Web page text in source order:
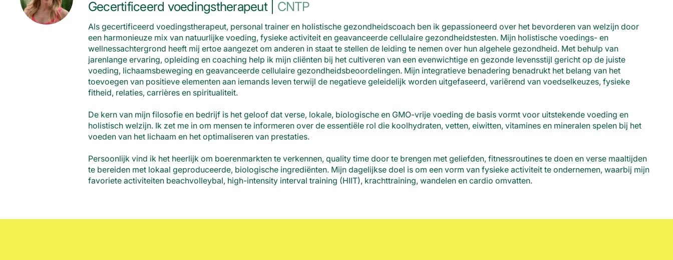
Gecertificeerd voedingstherapeut | CNTP
Als gecertificeerd voedingstherapeut, personal trainer en holistische gezondheidscoach ben ik gepassioneerd over het bevorderen van welzijn door
een harmonieuze mix van natuurlijke voeding, fysieke activiteit en geavanceerde cellulaire gezondheidstesten. Mijn holistische voedings- en
wellnessachtergrond heeft mij ertoe aangezet om anderen in staat te stellen de leiding te nemen over hun algehele gezondheid. Met behulp van
jarenlange ervaring, opleiding en coaching help ik mijn cliënten bij het cultiveren van een evenwichtige en gezonde levensstijl gericht op de juiste
voeding, lichaamsbeweging en geavanceerde cellulaire gezondheidsbeoordelingen. Mijn integratieve benadering benadrukt het belang van het
toevoegen van positieve elementen aan iemands leven terwijl de negatieve geleidelijk worden uitgefaseerd, variërend van voedselkeuzes, fysieke
fitheid, relaties, carrières en spiritualiteit.
De kern van mijn filosofie en bedrijf is het geloof dat verse, lokale, biologische en GMO-vrije voeding de basis vormt voor uitstekende voeding en
holistisch welzijn. Ik zet me in om mensen te informeren over de essentiële rol die koolhydraten, vetten, eiwitten, vitamines en mineralen spelen bij het
voeden van het lichaam en het optimaliseren van prestaties.
Persoonlijk vind ik het heerlijk om boerenmarkten te verkennen, quality time door te brengen met geliefden, fitnessroutines te doen en verse maaltijden
te bereiden met lokaal geproduceerde, biologische ingrediënten. Mijn dagelijkse doel is om een vorm van fysieke activiteit te ondernemen, waarbij mijn
favoriete activiteiten beachvolleybal, high-intensity interval training (HIIT), krachttraining, wandelen en cardio omvatten.